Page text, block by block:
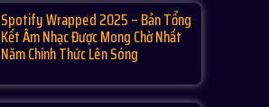
Spotify Wrapped 2025 – Bản Tổng
Kết Âm Nhạc Được Mong Chờ Nhất
Năm Chính Thức Lên Sóng